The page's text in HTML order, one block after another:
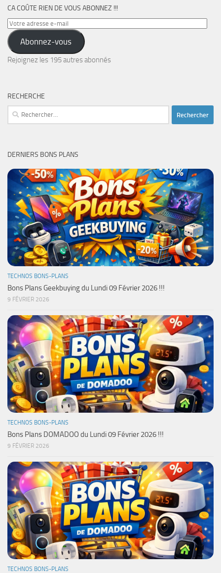
CA COÛTE RIEN DE VOUS ABONNEZ !!!
Votre
adresse
e-
mail
Abonnez-vous
Rejoignez les 195 autres abonnés
RECHERCHE
Rechercher :
DERNIERS BONS PLANS
TECHNOS BONS-PLANS
Bons Plans Geekbuying du Lundi 09 Février 2026 !!!
9 FÉVRIER 2026
TECHNOS BONS-PLANS
Bons Plans DOMADOO du Lundi 09 Février 2026 !!!
9 FÉVRIER 2026
TECHNOS BONS-PLANS